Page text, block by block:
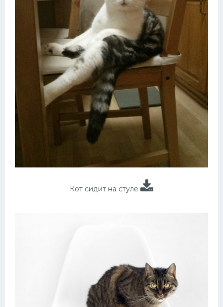
Кот сидит на стуле